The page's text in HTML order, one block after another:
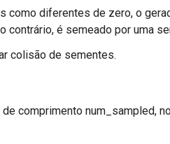
como diferentes de zero, o
contrário, é semeado por uma
colisão de sementes.
comprimento num_sampled,